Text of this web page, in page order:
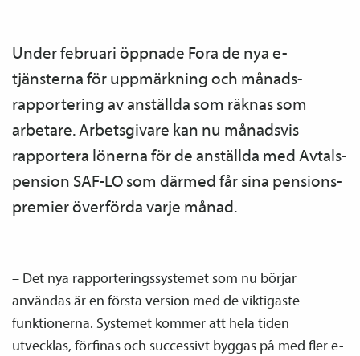
Under februari öppnade Fora de nya e-
tjänsterna för upp­märkning och månads­
rapportering av anställda som räknas som
arbetare. Arbetsgivare kan nu månadsvis
rapportera lönerna för de anställda med Avtals­
pension SAF-LO som därmed får sina pensions­
premier överförda varje månad.
– Det nya rapporteringssystemet som nu börjar
användas är en första version med de viktigaste
funktionerna. Systemet kommer att hela tiden
utvecklas, förfinas och successivt byggas på med fler e-